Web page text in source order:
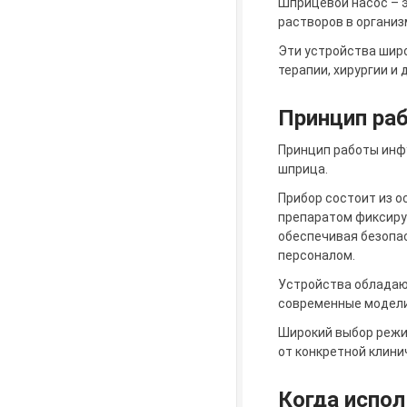
растворов в
Эти устройства
терапии, хирургии и
Принцип
Принцип работы
шприца.
Прибор состоит из
препаратом
обеспечивая
персоналом.
Устройства
современные
Широкий выбор
от конкретной
Когда